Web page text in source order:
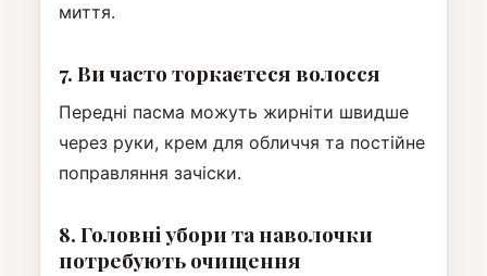
миття.
7. Ви часто торкаєтеся волосся
Передні пасма можуть жирніти швидше
через руки, крем для обличчя та постійне
поправляння зачіски.
8. Головні убори та наволочки
потребують очищення